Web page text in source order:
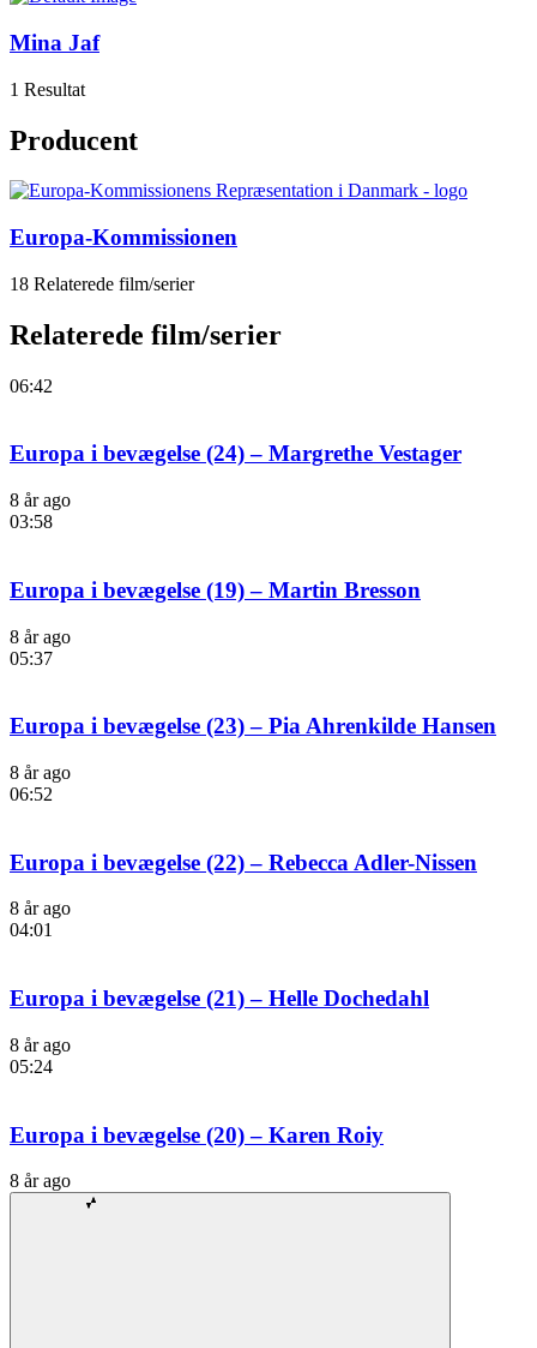
Mina Jaf
1 Resultat
Producent
Europa-Kommissionen
18 Relaterede film/serier
Relaterede film/serier
06:42
Europa i bevægelse (24) – Margrethe Vestager
8 år ago
03:58
Europa i bevægelse (19) – Martin Bresson
8 år ago
05:37
Europa i bevægelse (23) – Pia Ahrenkilde Hansen
8 år ago
06:52
Europa i bevægelse (22) – Rebecca Adler-Nissen
8 år ago
04:01
Europa i bevægelse (21) – Helle Dochedahl
8 år ago
05:24
Europa i bevægelse (20) – Karen Roiy
8 år ago